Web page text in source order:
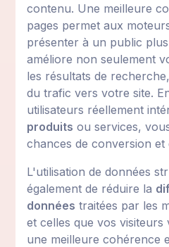
contenu. Une meilleure
pages permet aux
présenter à un public
améliore non seulement
les résultats de
du trafic vers votre site.
utilisateurs réellement
produits ou services,
chances de conversion et
L'utilisation de données
également de réduire la
données traitées par les
et celles que vos visiteurs
une meilleure cohérence